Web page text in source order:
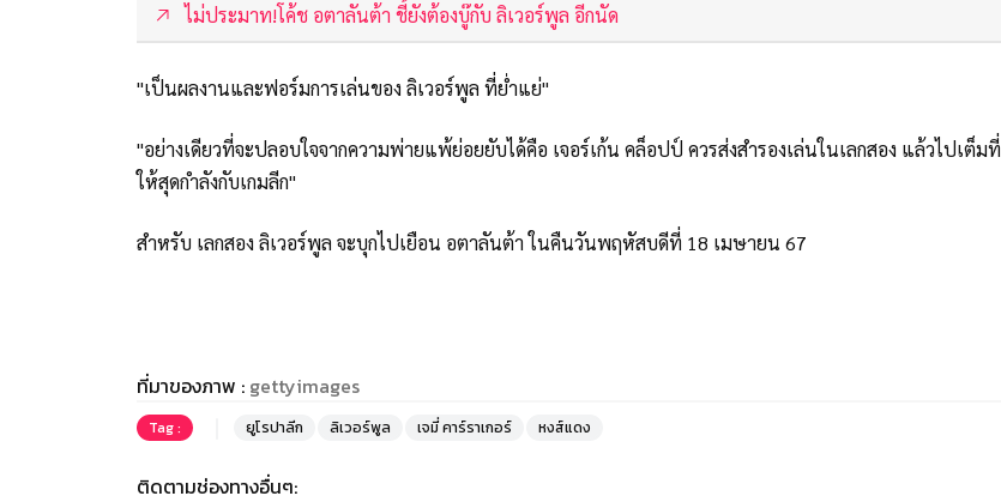
ไม่ประมาท!โค้ช อตาลันต้า ชี้ยังต้องบู๊กับ ลิเวอร์พูล อีกนัด
"เป็นผลงานและฟอร์มการเล่นของ ลิเวอร์พูล ที่ย่ำแย่"
"อย่างเดียวที่จะปลอบใจจากความพ่ายแพ้ย่อยยับได้คือ เจอร์เก้น คล็อปป์ ควรส่งสำรองเล่นในเลกสอง แล้วไปเต็มที่
ให้สุดกำลังกับเกมลีก"
สำหรับ เลกสอง ลิเวอร์พูล จะบุกไปเยือน อตาลันต้า ในคืนวันพฤหัสบดีที่ 18 เมษายน 67
ที่มาของภาพ : gettyimages
Tag : ยูโรปาลีก ลิเวอร์พูล เจมี่ คาร์ราเกอร์ หงส์แดง
ติดตามช่องทางอื่นๆ: